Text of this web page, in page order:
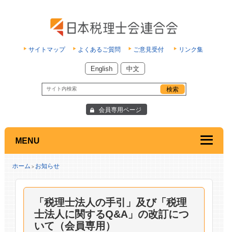
サイトマップ よくあるご質問 ご意見受付 リンク集
English 中文
会員専用ページ
MENU
ホーム > お知らせ
「税理士法人の手引」及び「税理
士法人に関するQ&A」の改訂につ
いて（会員専用）